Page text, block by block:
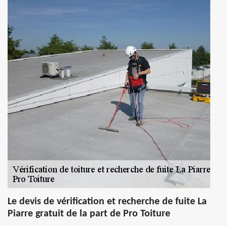
Le devis de vérification et recherche de fuite La
Piarre gratuit de la part de Pro Toiture